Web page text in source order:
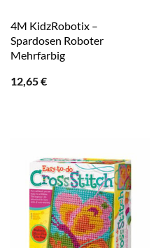
4M KidzRobotix –
Spardosen Roboter
Mehrfarbig
12,65€